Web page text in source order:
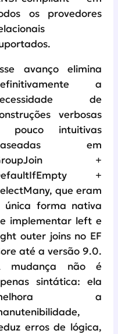
os provedores
avanço elimina
a
de
verbosas
pouco intuitivas
em
+
+
que eram
única forma nativa
implementar left e
outer joins no EF
até a versão 9.0.
mudança não é
sintática: ela
a
erros de lógica,